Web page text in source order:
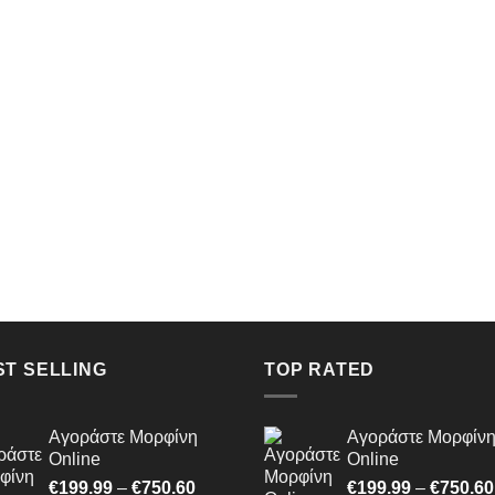
SELLING
Αγοράστε Μορφίνη
Online
€199.99 – €750.60Price
TOP RATED
Αγοράστε Μορφίνη
Online
€199.99 – €750.60